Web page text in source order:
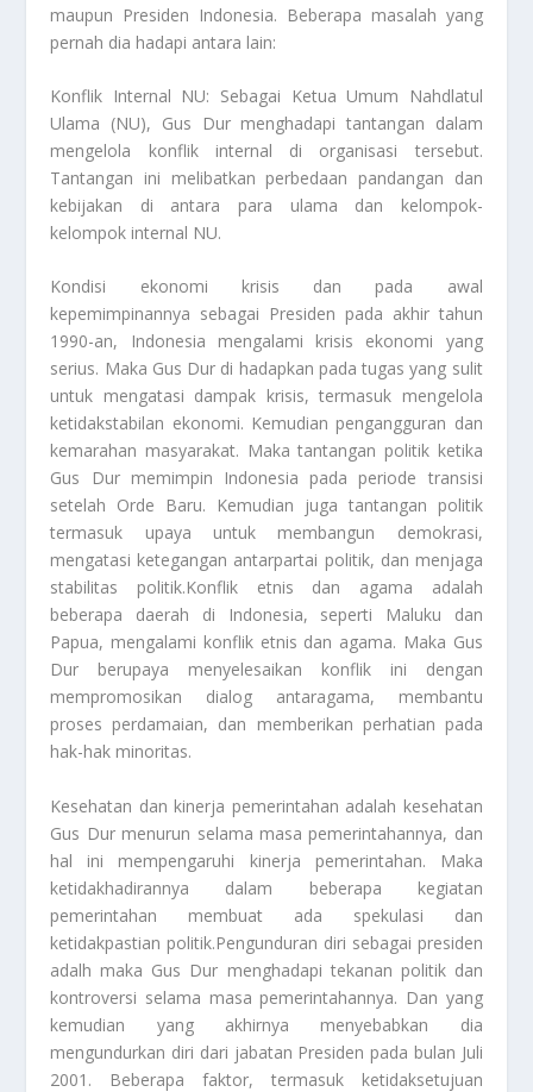
maupun Presiden Indonesia. Beberapa masalah yang
pernah dia hadapi antara lain:
Konflik Internal NU: Sebagai Ketua Umum Nahdlatul
Ulama (NU), Gus Dur menghadapi tantangan dalam
mengelola konflik internal di organisasi tersebut.
Tantangan ini melibatkan perbedaan pandangan dan
kebijakan di antara para ulama dan kelompok-
kelompok internal NU.
Kondisi ekonomi krisis dan pada awal
kepemimpinannya sebagai Presiden pada akhir tahun
1990-an, Indonesia mengalami krisis ekonomi yang
serius. Maka Gus Dur di hadapkan pada tugas yang sulit
untuk mengatasi dampak krisis, termasuk mengelola
ketidakstabilan ekonomi. Kemudian pengangguran dan
kemarahan masyarakat. Maka tantangan politik ketika
Gus Dur memimpin Indonesia pada periode transisi
setelah Orde Baru. Kemudian juga tantangan politik
termasuk upaya untuk membangun demokrasi,
mengatasi ketegangan antarpartai politik, dan menjaga
stabilitas politik.Konflik etnis dan agama adalah
beberapa daerah di Indonesia, seperti Maluku dan
Papua, mengalami konflik etnis dan agama. Maka Gus
Dur berupaya menyelesaikan konflik ini dengan
mempromosikan dialog antaragama, membantu
proses perdamaian, dan memberikan perhatian pada
hak-hak minoritas.
Kesehatan dan kinerja pemerintahan adalah kesehatan
Gus Dur menurun selama masa pemerintahannya, dan
hal ini mempengaruhi kinerja pemerintahan. Maka
ketidakhadirannya dalam beberapa kegiatan
pemerintahan membuat ada spekulasi dan
ketidakpastian politik.Pengunduran diri sebagai presiden
adalh maka Gus Dur menghadapi tekanan politik dan
kontroversi selama masa pemerintahannya. Dan yang
kemudian yang akhirnya menyebabkan dia
mengundurkan diri dari jabatan Presiden pada bulan Juli
2001. Beberapa faktor, termasuk ketidaksetujuan